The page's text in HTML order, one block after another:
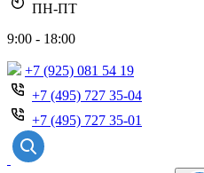
ПН-ПТ
9:00 - 18:00
+7 (925) 081 54 19
+7 (495) 727 35-04
+7 (495) 727 35-01